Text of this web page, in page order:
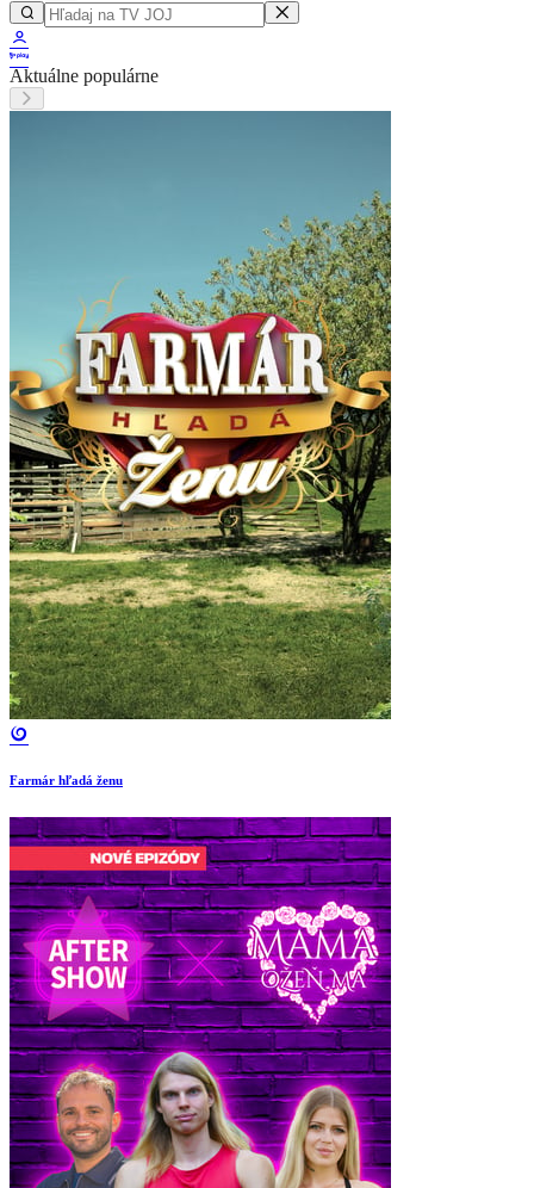
Aktuálne populárne
Farmár hľadá ženu